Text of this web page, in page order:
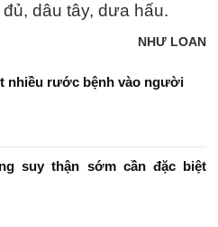
dâu tây, dưa hấu.
NHƯ LOAN
nhiều rước bệnh vào người
suy thận sớm cần đặc biệt